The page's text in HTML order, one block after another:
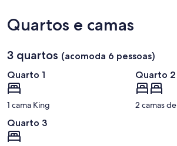
Quartos e camas
3 quartos (acomoda 6 pessoas)
Quarto 1
1 cama King
Quarto 2
2 camas
Quarto 3